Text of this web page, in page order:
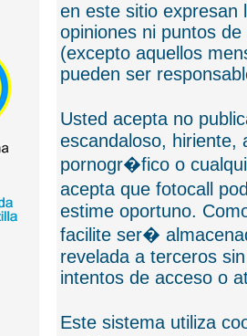
en este sitio expresan
opiniones ni puntos
(excepto aquellos
pueden ser
Usted acepta no
escandaloso, hiriente,
pornogr�fico o
acepta que fotocall
estime oportuno.
facilite ser�
revelada a terceros
intentos de acceso o
Este sistema utiliza